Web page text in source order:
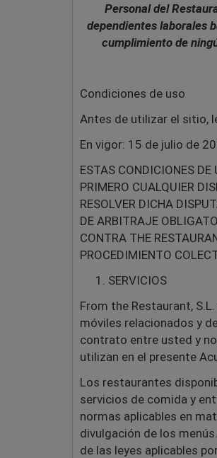
Personal del
dependientes laborales
cumplimiento de
Condiciones de uso
Antes de utilizar el sitio,
En vigor: 15 de julio de
ESTAS CONDICIONES
PRIMERO CUALQUIER
RESOLVER DICHA
DE ARBITRAJE
CONTRA THE
PROCEDIMIENTO
SERVICIOS
From the Restaurant,
móviles relacionados y
contrato entre usted y
utilizan en el presente
Los restaurantes
servicios de comida y
normas aplicables en
divulgación de los
de las leyes aplicables